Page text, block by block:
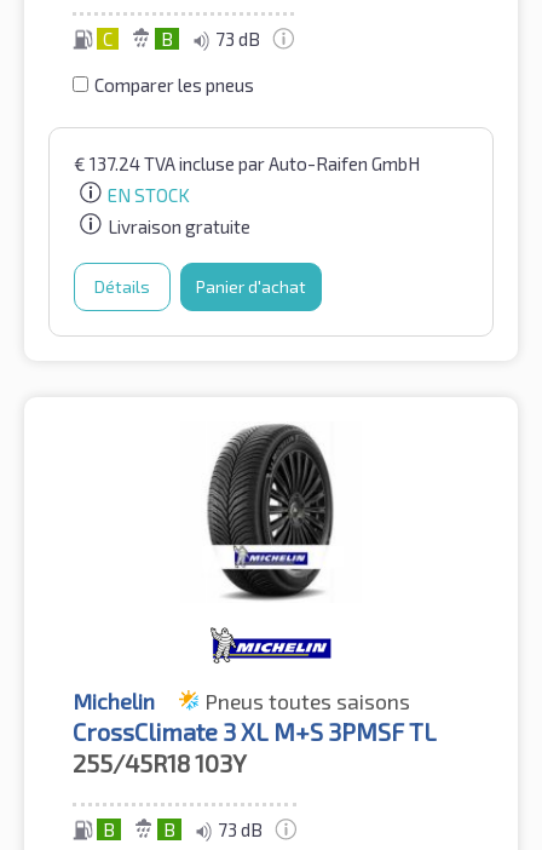
C B 73 dB
Comparer les pneus
€ 137.24TVA incluse par Auto-Raifen GmbH
EN STOCK
Livraison gratuite
Détails Panier d'achat
Michelin Pneus toutes saisons
CrossClimate 3 XL M+S 3PMSF TL
255/45R18103Y
B B 73 dB